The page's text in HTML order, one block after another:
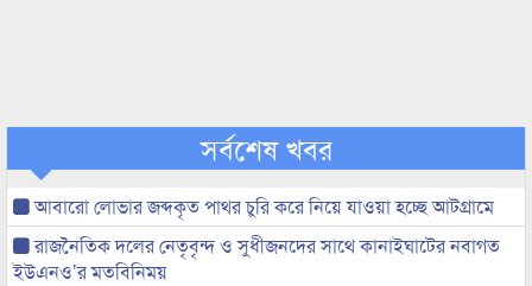
সর্বশেষ খবর
আবারো লোভার জব্দকৃত পাথর চুরি করে নিয়ে যাওয়া হচ্ছে আটগ্রামে
রাজনৈতিক দলের নেতৃবৃন্দ ও সুধীজনদের সাথে কানাইঘাটের নবাগত
ইউএনও’র মতবিনিময়